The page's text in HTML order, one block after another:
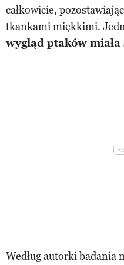
całkowicie,
tkankami miękkimi.
wygląd ptaków miała
Według autorki badania